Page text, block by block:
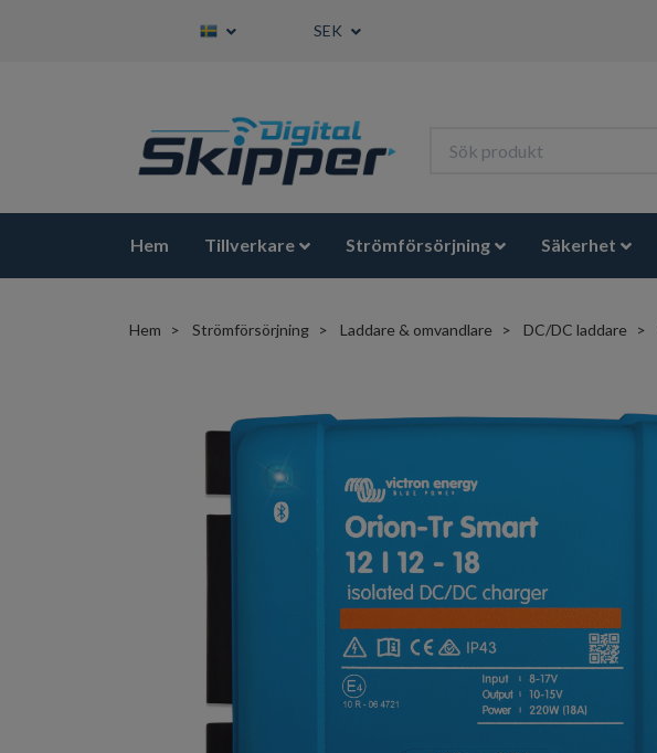
SEK
Hem Tillverkare Strömförsörjning Säkerhet
Hem Strömförsörjning Laddare & omvandlare DC/DC laddare